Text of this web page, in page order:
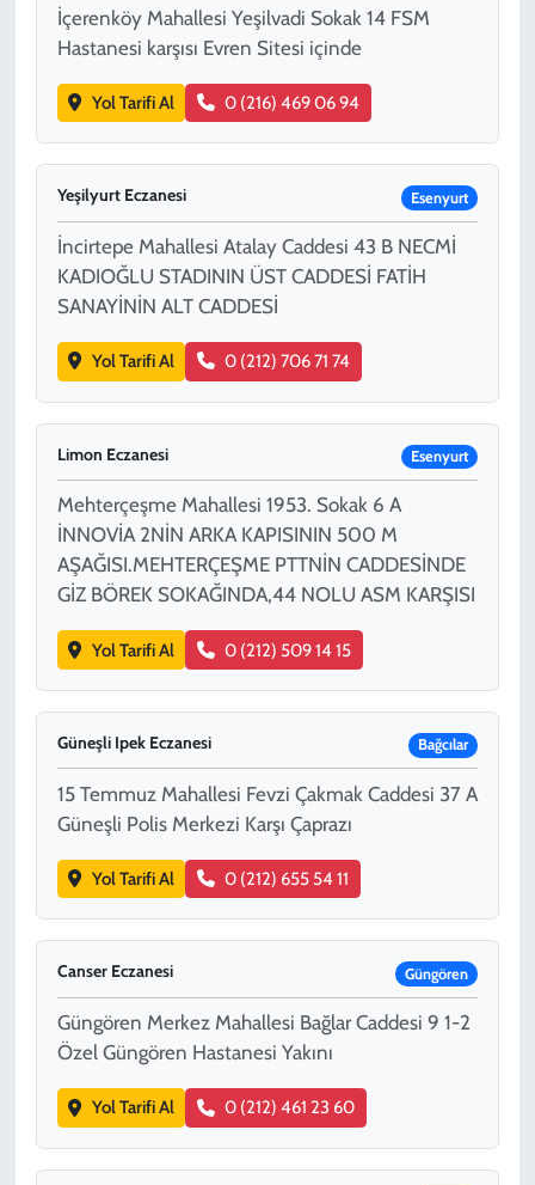
İçerenköy Mahallesi Yeşilvadi Sokak 14 FSM
Hastanesi karşısı Evren Sitesi içinde
Yol Tarifi Al 0 (216) 469 06 94
Yeşilyurt Eczanesi Esenyurt
İncirtepe Mahallesi Atalay Caddesi 43 B NECMİ
KADIOĞLU STADININ ÜST CADDESİ FATİH
SANAYİNİN ALT CADDESİ
Yol Tarifi Al 0 (212) 706 71 74
Limon Eczanesi Esenyurt
Mehterçeşme Mahallesi 1953. Sokak 6 A
İNNOVİA 2NİN ARKA KAPISININ 500 M
AŞAĞISI.MEHTERÇEŞME PTTNİN CADDESİNDE
GİZ BÖREK SOKAĞINDA,44 NOLU ASM KARŞISI
Yol Tarifi Al 0 (212) 509 14 15
Güneşli Ipek Eczanesi Bağcılar
15 Temmuz Mahallesi Fevzi Çakmak Caddesi 37 A
Güneşli Polis Merkezi Karşı Çaprazı
Yol Tarifi Al 0 (212) 655 54 11
Canser Eczanesi Güngören
Güngören Merkez Mahallesi Bağlar Caddesi 9 1-2
Özel Güngören Hastanesi Yakını
Yol Tarifi Al 0 (212) 461 23 60